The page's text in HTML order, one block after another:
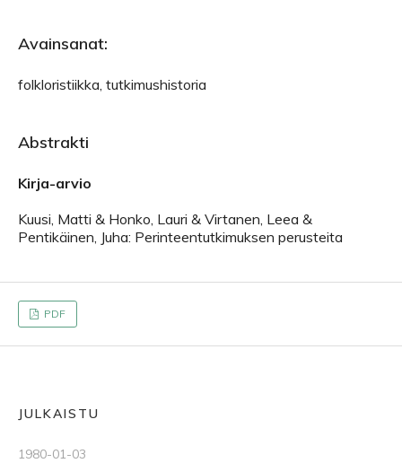
Avainsanat:
folkloristiikka, tutkimushistoria
Abstrakti
Kirja-arvio
Kuusi, Matti & Honko, Lauri & Virtanen, Leea &
Pentikäinen, Juha: Perinteentutkimuksen perusteita
PDF
JULKAISTU
1980-01-03